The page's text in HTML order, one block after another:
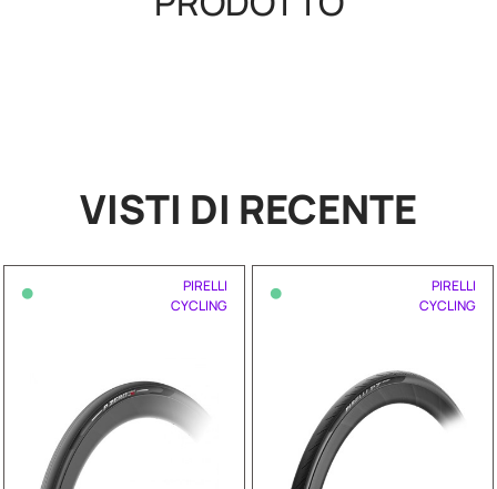
VISTI DI RECENTE
•
PIRELLI
CYCLING
•
PIRELLI
CYCLING